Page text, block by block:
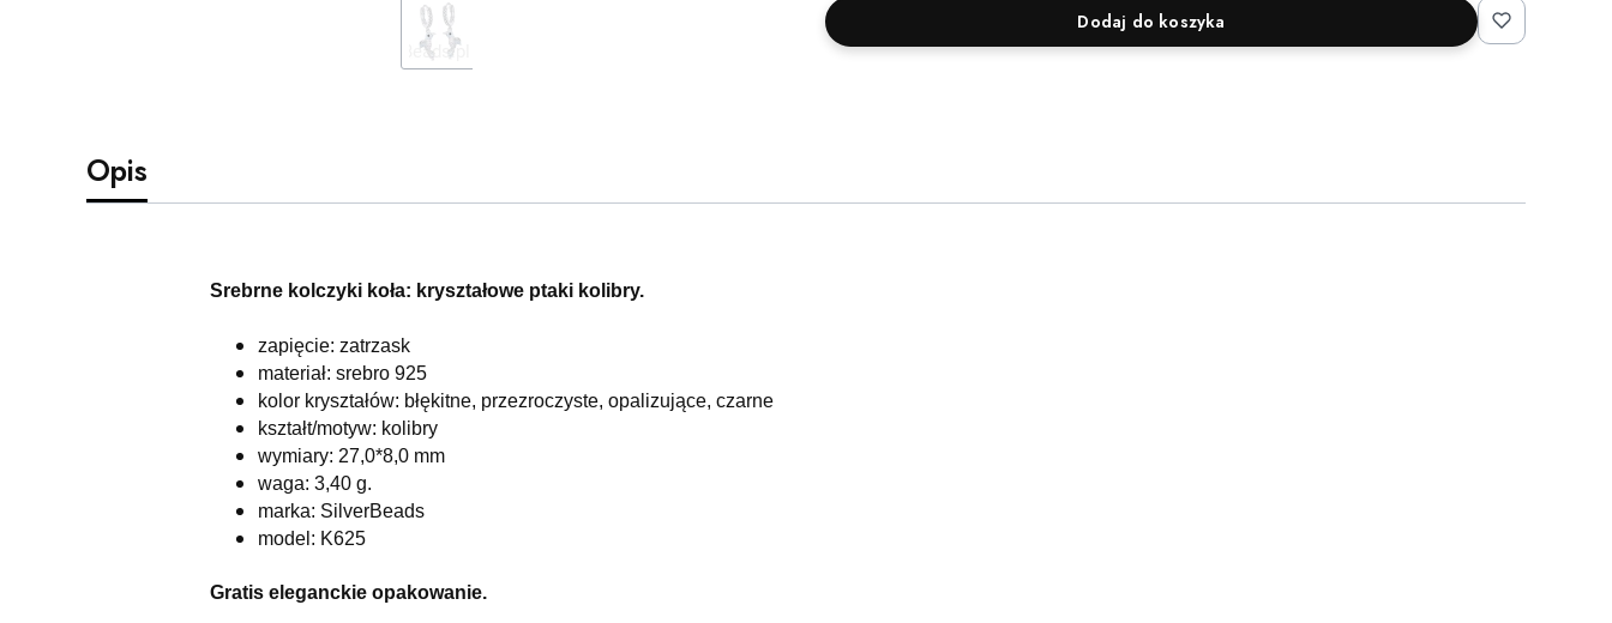
Dodaj do koszyka
Opis
Srebrne kolczyki koła: kryształowe ptaki kolibry.
zapięcie: zatrzask
materiał: srebro 925
kolor kryształów: błękitne, przezroczyste, opalizujące, czarne
kształt/motyw: kolibry
wymiary: 27,0*8,0 mm
waga: 3,40 g.
marka: SilverBeads
model: K625
Gratis eleganckie opakowanie.